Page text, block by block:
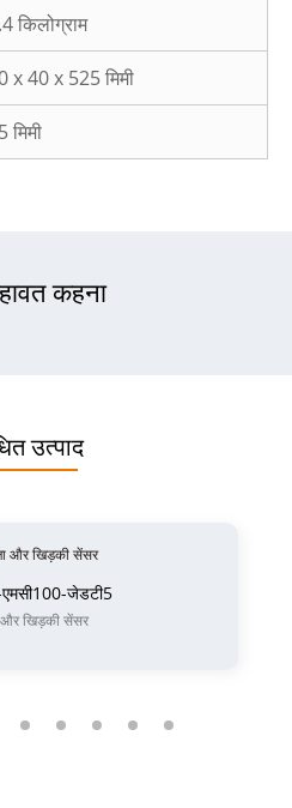
किलोग्राम
x 40 x 525 मिमी
मिमी
कहना
उत्पाद
जेडटी5
और खिड़की सेंसर